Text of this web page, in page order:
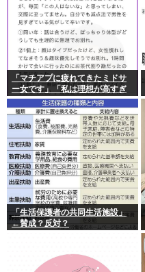
「マチアプに疲れてきたミドサ
ー女です」「私は理想が高すぎ
るのでしょうか」
「生活保護者の共同生活施設」
←賛成？反対？